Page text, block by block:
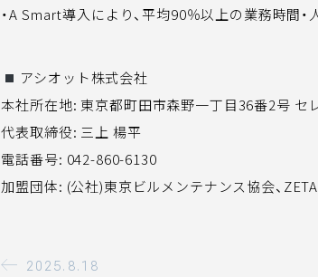
・A Smart導入により、平均90％以上の業務時間
アシオット株式会社
本社所在地: 東京都町田市森野一丁目36番2号 セ
代表取締役: 三上 楊平
電話番号: 042-860-6130
加盟団体: (公社)東京ビルメンテナンス協会、
2025.8.18